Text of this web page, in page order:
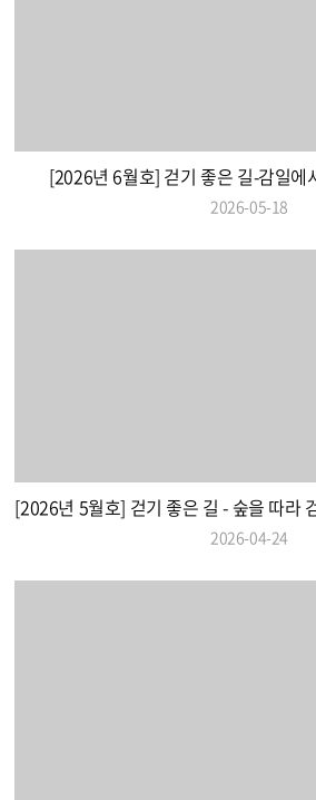
[2026년 6월호] 걷기 좋은 길-감일에
2026-05-18
2026-04-24